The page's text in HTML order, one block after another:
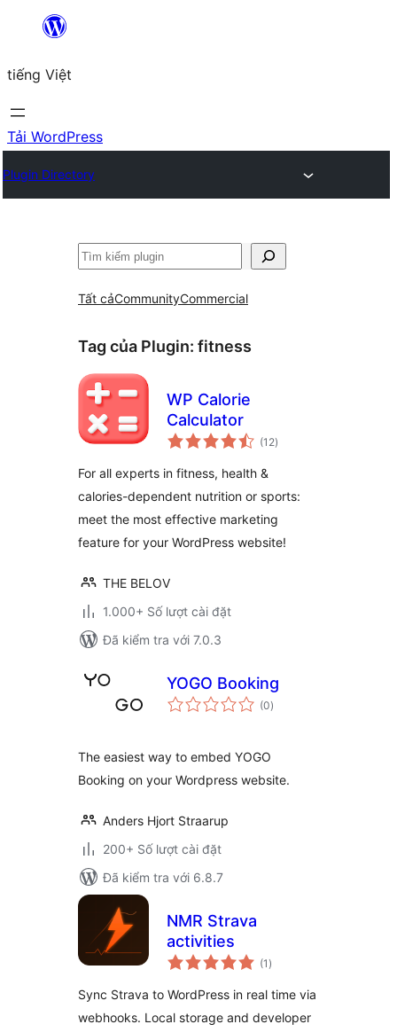
Chuyển
phần
nội
dung
tiếng Việt
Tải WordPress
Plugin Directory
Tìm
Tất cảCommunityCommercial
Tag của Plugin: fitness
WP Calorie
Calculator
(12tổng
đánh
)
For all experts in fitness, health &
calories-dependent nutrition or sports:
meet the most effective marketing
feature for your WordPress website!
THE BELOV
1.000+ Số lượt cài đặt
Đã kiểm tra với 7.0.3
YOGO Booking
(0tổng
đánh
)
The easiest way to embed YOGO
Booking on your Wordpress website.
Anders Hjort Straarup
200+ Số lượt cài đặt
Đã kiểm tra với 6.8.7
NMR Strava
activities
(1 tổng
đánh
)
Sync Strava to WordPress in real time via
webhooks. Local storage and developer